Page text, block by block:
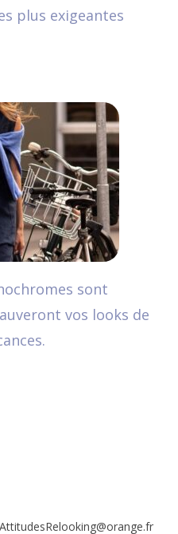
plus exigeantes
sont
vos looks de